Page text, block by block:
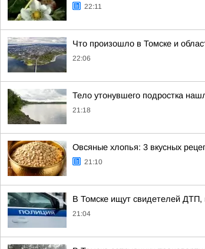
22:11
Что произошло в Томске и
22:06
Тело утонувшего подростка
21:18
Овсяные хлопья: 3 вкусных
21:10
В Томске ищут свидетелей ДТП,
21:04